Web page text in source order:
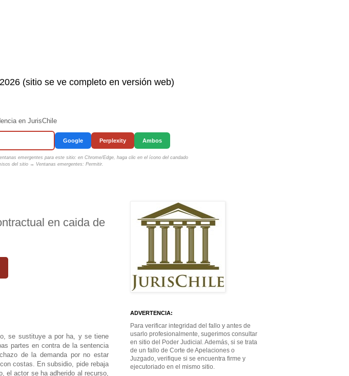
(sitio se ve completo en versión web)
en JurisChile
Google Perplexity Ambos
emergentes para este sitio: en Chrome/Edge, haga clic en el ícono del candado
del sitio → Ventanas emergentes: Permitir.
en caida de
se sustituye a por ha, y se tiene
partes en contra de la sentencia
de la demanda por no estar
costas. En subsidio, pide rebaja
el actor se ha adherido al recurso,
ADVERTENCIA:
Para verificar integridad del fallo y antes de
usarlo profesionalmente, sugerimos consultar
en sitio del Poder Judicial. Además, si se trata
de un fallo de Corte de Apelaciones o
Juzgado, verifique si se encuentra firme y
ejecutoriado en el mismo sitio.